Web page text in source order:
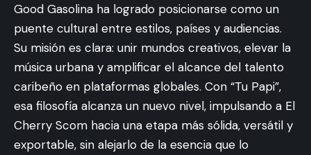
Good Gasolina ha logrado posicionarse como un
puente cultural entre estilos, países y audiencias.
Su misión es clara: unir mundos creativos, elevar la
música urbana y amplificar el alcance del talento
caribeño en plataformas globales. Con “Tu Papi”,
esa filosofía alcanza un nuevo nivel, impulsando a El
Cherry Scom hacia una etapa más sólida, versátil y
exportable, sin alejarlo de la esencia que lo